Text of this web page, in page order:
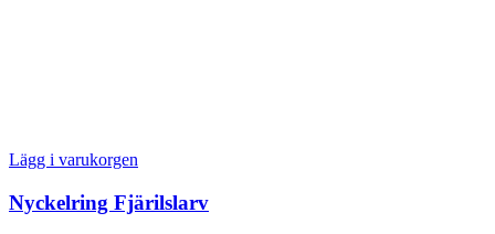
Lägg i varukorgen
Nyckelring Fjärilslarv